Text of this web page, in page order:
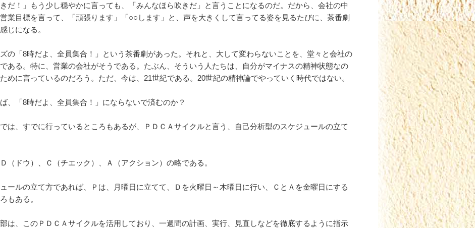
だ！」もう少し穏やかに言っても、「みんなほら吹きだ」と言うことになるのだ。だから、会社の中
業目標を言って、「頑張ります」「○○します」と、声を大きくして言ってる姿を見るたびに、茶番劇
じになる。
の「8時だよ、全員集合！」という茶番劇があった。それと、大して変わらないことを、堂々と会社の
ある。特に、営業の会社がそうである。たぶん、そういう人たちは、自分がマイナスの精神状態なの
めに言っているのだろう。ただ、今は、21世紀である。20世紀の精神論でやっていく時代ではない。
、「8時だよ、全員集合！」にならないで済むのか？
は、すでに行っているところもあるが、ＰＤＣＡサイクルと言う、自己分析型のスケジュールの立て
（ドウ）、Ｃ（チエック）、Ａ（アクション）の略である。
ールの立て方であれば、Ｐは、月曜日に立てて、Ｄを火曜日～木曜日に行い、ＣとＡを金曜日にする
もある。
は、このＰＤＣＡサイクルを活用しており、一週間の計画、実行、見直しなどを徹底するように指示